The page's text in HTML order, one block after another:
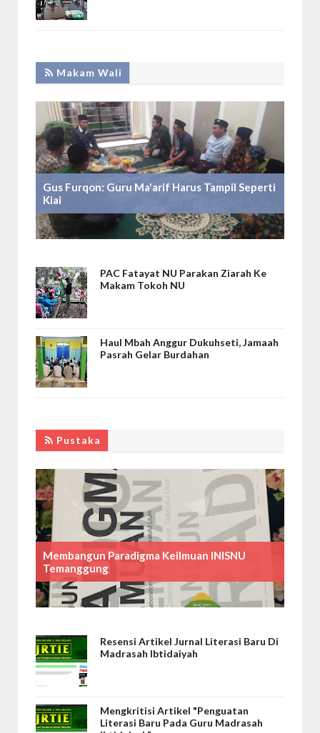
Makam Wali
Gus Furqon: Guru Ma'arif Harus Tampil Seperti
Kiai
PAC Fatayat NU Parakan Ziarah Ke
Makam Tokoh NU
Haul Mbah Anggur Dukuhseti, Jamaah
Pasrah Gelar Burdahan
Pustaka
Membangun Paradigma Keilmuan INISNU
Temanggung
Resensi Artikel Jurnal Literasi Baru Di
Madrasah Ibtidaiyah
Mengkritisi Artikel "Penguatan
Literasi Baru Pada Guru Madrasah